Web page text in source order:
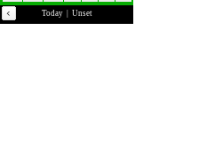
Today Unset